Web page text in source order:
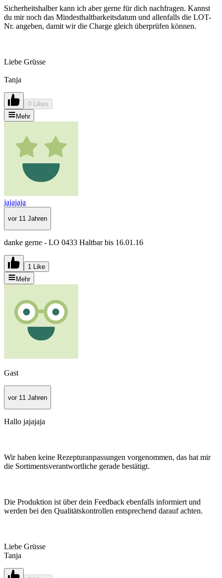
Sicherheitshalber kann ich aber gerne für dich nachfragen. Kannst
du mir noch das Mindesthaltbarkeitsdatum und allenfalls die LOT-
Nr. angeben, damit wir die Charge gleich überprüfen können.
Liebe Grüsse
Tanja
0 Likes
Mehr
jajajaja
vor 11 Jahren
danke gerne - LO 0433 Haltbar bis 16.01.16
1 Like
Mehr
Gast
vor 11 Jahren
Hallo jajajaja
Wir haben keine Rezepturanpassungen vorgenommen, das hat mir
die Sortimentsverantwortliche gerade bestätigt.
Die Produktion ist über dein Feedback ebenfalls informiert und
werden bei den Qualitätskontrollen entsprechend darauf achten.
Liebe Grüsse
Tanja